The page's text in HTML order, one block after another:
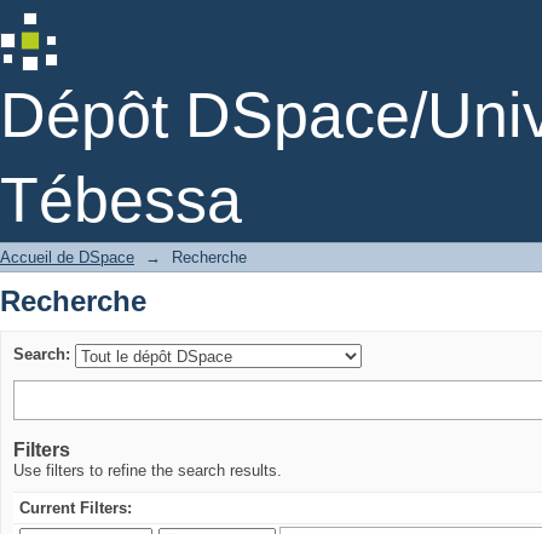
Dépôt DSpace/
Tébessa
Recherche
Accueil de DSpace → Recherche
Recherche
Search:
Filters
Use filters to refine the search results.
Current Filters: